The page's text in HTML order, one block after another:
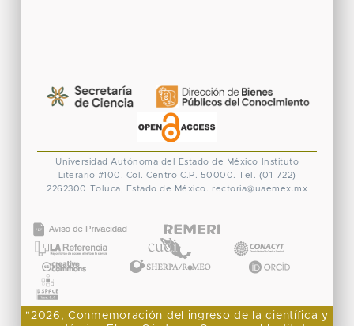
Universidad Autónoma del Estado de México
Instituto
Literario #100. Col. Centro C.P. 50000. Tel. (01-722)
2262300 Toluca, Estado de México. rectoria@uaemex.mx
"2026, Conmemoración del ingreso de la científica y